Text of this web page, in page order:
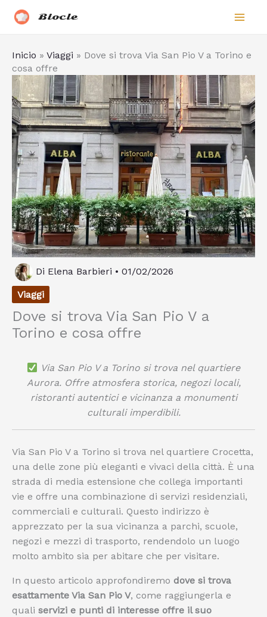
Biocle
Inicio » Viaggi » Dove si trova Via San Pio V a Torino e
cosa offre
Di Elena Barbieri • 01/02/2026
Viaggi
Dove si trova Via San Pio V a
Torino e cosa offre
Via San Pio V a Torino si trova nel quartiere
Aurora. Offre atmosfera storica, negozi locali,
ristoranti autentici e vicinanza a monumenti
culturali imperdibili.
Via San Pio V a Torino si trova nel quartiere Crocetta,
una delle zone più eleganti e vivaci della città. È una
strada di media estensione che collega importanti
vie e offre una combinazione di servizi residenziali,
commerciali e culturali. Questo indirizzo è
apprezzato per la sua vicinanza a parchi, scuole,
negozi e mezzi di trasporto, rendendolo un luogo
molto ambito sia per abitare che per visitare.
In questo articolo approfondiremo dove si trova
esattamente Via San Pio V, come raggiungerla e
quali servizi e punti di interesse offre il suo